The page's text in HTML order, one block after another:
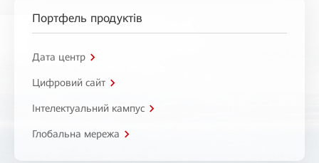
Портфель продуктів
Дата центр
Цифровий сайт
Інтелектуальний кампус
Глобальна мережа